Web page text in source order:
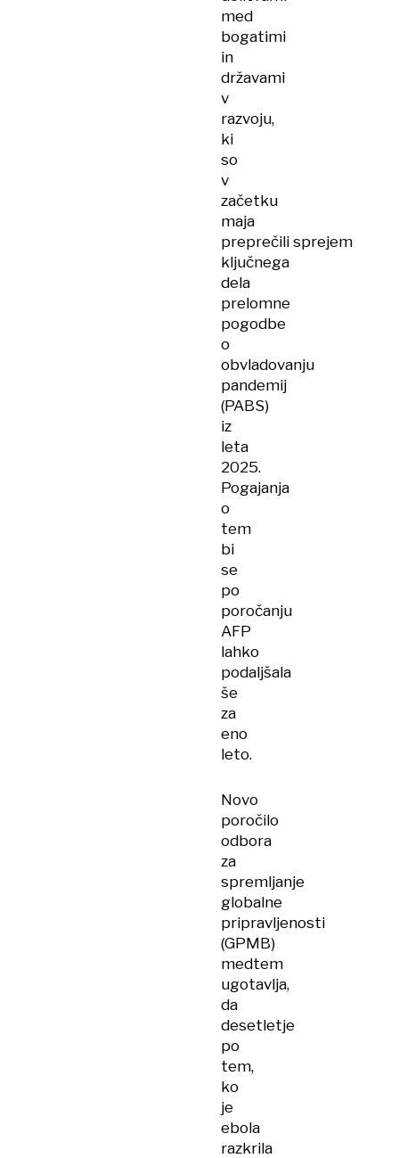
med
bogatimi
in
državami
v
razvoju,
ki
so
v
začetku
maja
preprečili sprejem
ključnega
dela
prelomne
pogodbe
o
obvladovanju
pandemij
(PABS)
iz
leta
2025.
Pogajanja
o
tem
bi
se
po
poročanju
AFP
lahko
podaljšala
še
za
eno
leto.
Novo
poročilo
odbora
za
spremljanje
globalne
pripravljenosti
(GPMB)
medtem
ugotavlja,
da
desetletje
po
tem,
ko
je
ebola
razkrila